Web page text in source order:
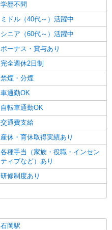
学歴不問
ミドル（40代～）活躍中
シニア（60代～）活躍中
ボーナス・賞与あり
完全週休2日制
禁煙・分煙
車通勤OK
自転車通勤OK
交通費支給
産休・育休取得実績あり
各種手当（家族・役職・インセン
ティブなど）あり
研修制度あり
石岡駅